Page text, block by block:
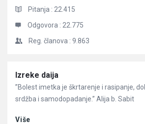
Pitanja : 22.415
Odgovora : 22.775
Reg. članova : 9.863
Članci
Izreke daija
”Bolest imetka je škrtarenje i rasipanje,
srdžba i samodopadanje.” Alija b. Sabit
Više